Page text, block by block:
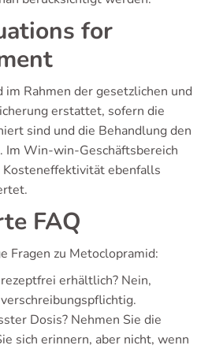
for
Rahmen der gesetzlichen und
erstattet, sofern die
sind und die Behandlung den
Im Win-win-Geschäftsbereich
ebenfalls
FAQ
Fragen zu Metoclopramid:
erhältlich? Nein,
Dosis? Nehmen Sie die
sich erinnern, aber nicht, wenn